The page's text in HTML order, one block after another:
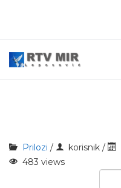
Prilozi / korisnik /
483 views